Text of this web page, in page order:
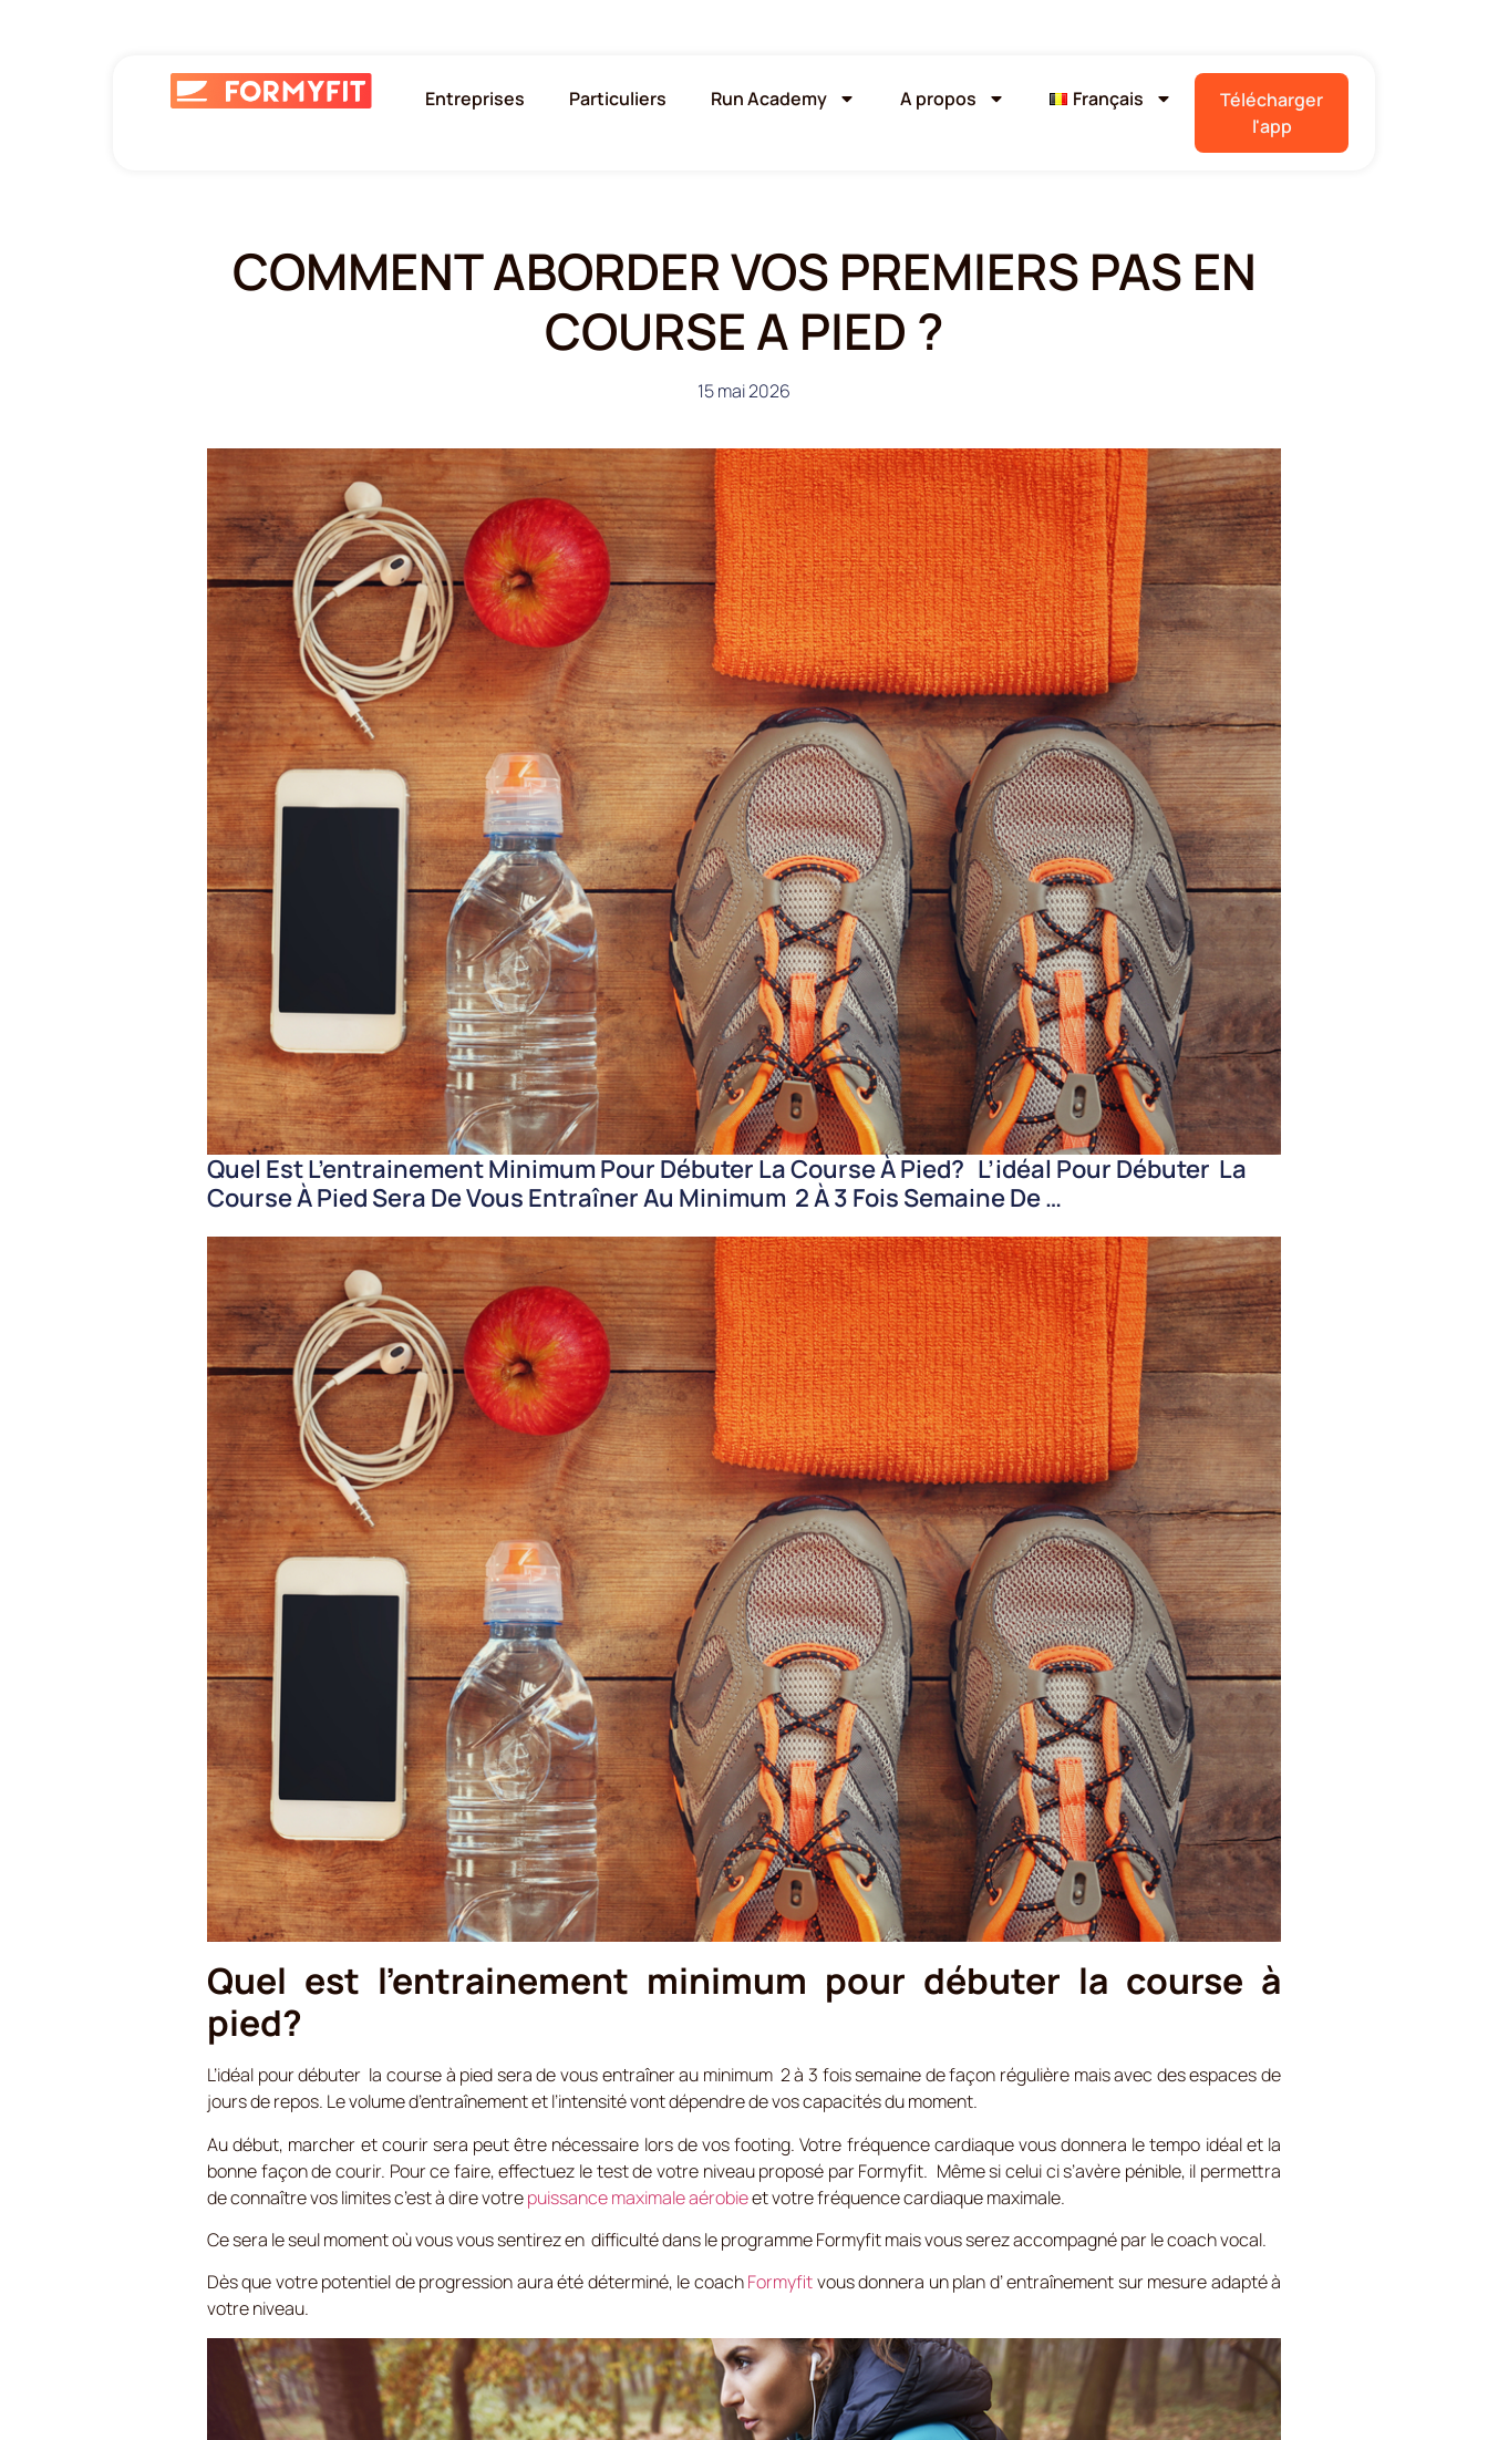
Entreprises Particuliers Run Academy A propos Français
Télécharger
l'app
COMMENT ABORDER VOS PREMIERS PAS EN
COURSE A PIED ?
15 mai 2026
Quel Est L’entrainement Minimum Pour Débuter La Course À Pied? L’idéal Pour Débuter La
Course À Pied Sera De Vous Entraîner Au Minimum 2 À 3 Fois Semaine De …
Quel est l’entrainement minimum pour débuter la course à
pied?
L’idéal pour débuter la course à pied sera de vous entraîner au minimum 2 à 3 fois semaine de façon régulière mais avec des espaces de
jours de repos. Le volume d’entraînement et l’intensité vont dépendre de vos capacités du moment.
Au début, marcher et courir sera peut être nécessaire lors de vos footing. Votre fréquence cardiaque vous donnera le tempo idéal et la
bonne façon de courir. Pour ce faire, effectuez le test de votre niveau proposé par Formyfit. Même si celui ci s’avère pénible, il permettra
de connaître vos limites c’est à dire votrepuissance maximale aérobieet votre fréquence cardiaque maximale.
Ce sera le seul moment où vous vous sentirez en difficulté dans le programme Formyfit mais vous serez accompagné par le coach vocal.
Dès que votre potentiel de progression aura été déterminé, le coachFormyfitvous donnera un plan d’ entraînement sur mesure adapté à
votre niveau.